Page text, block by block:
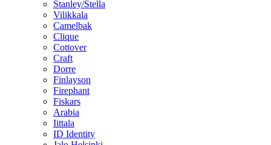
Stanley/Stella
Vilikkala
Camelbak
Clique
Cottover
Craft
Dorre
Finlayson
Firephant
Fiskars
Arabia
Iittala
ID Identity